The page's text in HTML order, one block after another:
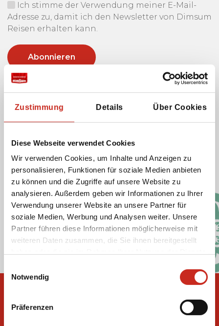
Zustimmung Details Über Cookies
Diese Webseite verwendet Cookies
Wir verwenden Cookies, um Inhalte und Anzeigen zu
personalisieren, Funktionen für soziale Medien anbieten
zu können und die Zugriffe auf unsere Website zu
analysieren. Außerdem geben wir Informationen zu Ihrer
Verwendung unserer Website an unsere Partner für
soziale Medien, Werbung und Analysen weiter. Unsere
Partner führen diese Informationen möglicherweise mit
weiteren Daten zusammen, die Sie ihnen bereitgestellt
Notwendig
Präferenzen
Ich stimme der Verwendung meiner E-Mail-
Adresse zu, damit ich den Newsletter von Dimsum
Reisen erhalten kann.
Cookies und Datenschutz
Die Website von Dimsum Reisen verwendet
Social-Media-Cookies.
Cookie-Richtlinie Dimsum Reisen
Datenschutzrichtlinie
Soziale Medien